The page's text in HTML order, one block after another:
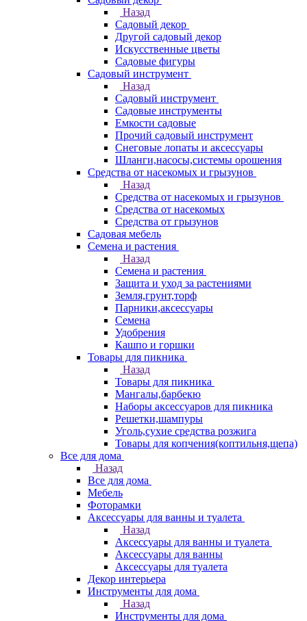
Назад
Садовый декор
Другой садовый декор
Искусственные цветы
Садовые фигуры
Садовый инструмент
Назад
Садовый инструмент
Садовые инструменты
Емкости садовые
Прочий садовый инструмент
Снеговые лопаты и аксессуары
Шланги,насосы,системы орошения
Средства от насекомых и грызунов
Назад
Средства от насекомых и грызунов
Средства от насекомых
Средства от грызунов
Садовая мебель
Семена и растения
Назад
Семена и растения
Защита и уход за растениями
Земля,грунт,торф
Парники,аксессуары
Семена
Удобрения
Кашпо и горшки
Товары для пикника
Назад
Товары для пикника
Мангалы,барбекю
Наборы аксессуаров для пикника
Решетки,шампуры
Уголь,сухие средства розжига
Товары для копчения(коптильня,щепа)
Все для дома
Назад
Все для дома
Мебель
Фоторамки
Аксессуары для ванны и туалета
Назад
Аксессуары для ванны и туалета
Аксессуары для ванны
Аксессуары для туалета
Декор интерьера
Инструменты для дома
Назад
Инструменты для дома